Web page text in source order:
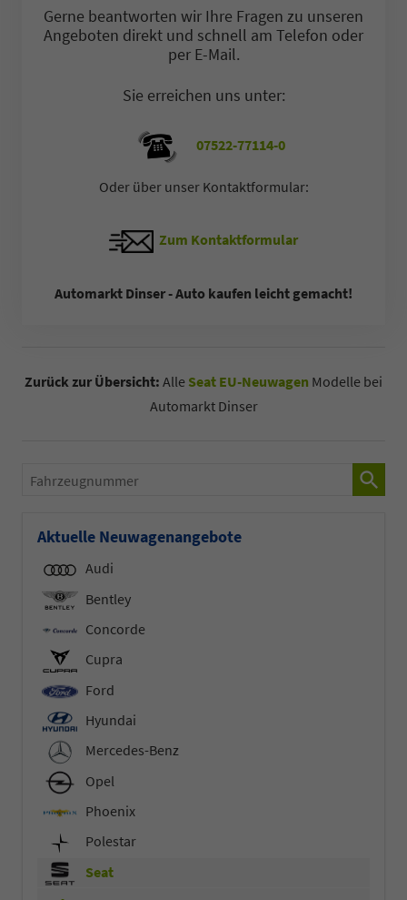
Gerne beantworten wir Ihre Fragen zu unseren
Angeboten direkt und schnell am Telefon oder
per E-Mail.
Sie erreichen uns unter:
07522-77114-0
Oder über unser Kontaktformular:
Zum Kontaktformular
Automarkt Dinser - Auto kaufen leicht gemacht!
Zurück zur Übersicht: Alle Seat EU-Neuwagen Modelle bei
Automarkt Dinser
Fahrzeugnummer
Aktuelle Neuwagenangebote
Audi
Bentley
Concorde
Cupra
Ford
Hyundai
Mercedes-Benz
Opel
Phoenix
Polestar
Seat